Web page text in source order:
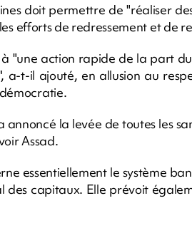
doit permettre de "réaliser
efforts de redressement et de
"une action rapide de la part
a-t-il ajouté, en allusion au
la levée de toutes les
Assad.
essentiellement le système
des capitaux. Elle prévoit